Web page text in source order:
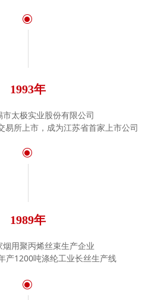
ꀉ
ꀉ
1993年
太极实业股份有限公司
易所上市，成为江苏省首家上市公司
ꀉ
1989年
烟用聚丙烯丝束生产企业
产1200吨涤纶工业长丝生产线